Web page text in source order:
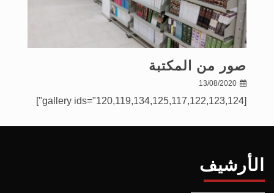
صور من المكتبة
13/08/2020
[gallery ids="120,119,134,125,117,122,123,124"]
الأرشيف